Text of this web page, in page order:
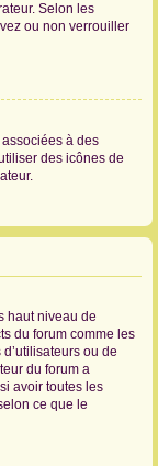
Selon les
ou non verrouiller
à des
des icônes de
haut niveau de
du forum comme les
ou de
du forum a
avoir toutes les
ce que le